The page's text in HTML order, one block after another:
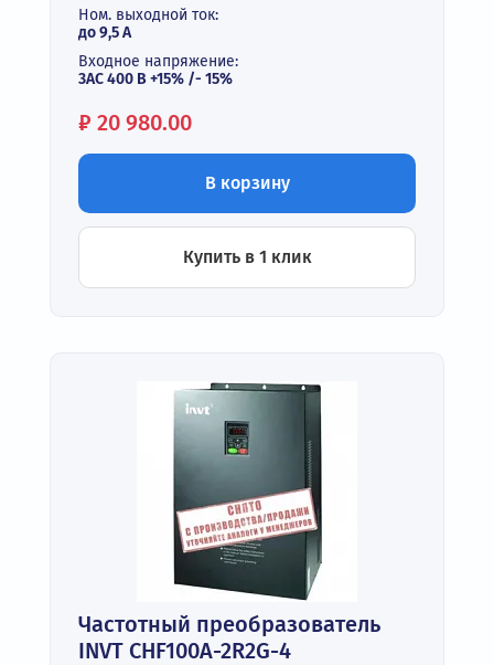
Ном. выходной ток:
до 9,5 А
Входное напряжение:
3АС 400 В +15% /- 15%
Цена:
₽ 20 980.00
В корзину
Купить в 1 клик
Частотный преобразователь
INVT CHF100A-2R2G-4